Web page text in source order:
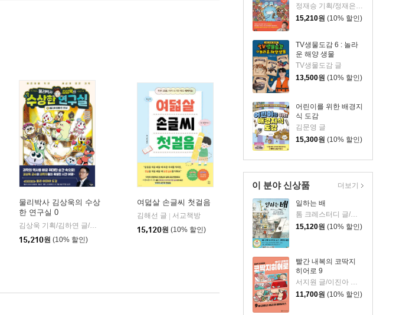
15,210원 (10% 할인)
TV생물도감 6 : 놀라
운 해양 생물
TV생물도감 글
13,500원 (10% 할인)
어린이를 위한 배경지
식 도감
김문영 글
15,300원 (10% 할인)
이 분야 신상품
일하는 배
톰 크레스터디 글/장석봉 그림
15,120원 (10% 할인)
빨간 내복의 코딱지
히어로 9
서지원 글/이진아 그림/와이즈만 영재교육연구소 감수
11,700원 (10% 할인)
더보기
물리박사 김상욱의 수상
한 연구실 0
김상욱 기획/김하연 글/정순규 그림
아울북
15,210원 (10% 할인)
여덟살 손글씨 첫걸음
김해선 글
서교책방
15,120원 (10% 할인)